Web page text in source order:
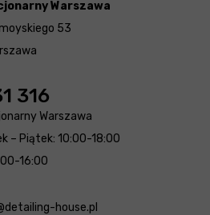
Warszawa
53
316
Warszawa
– Piątek: 10:00-18:00
16:00
house.pl